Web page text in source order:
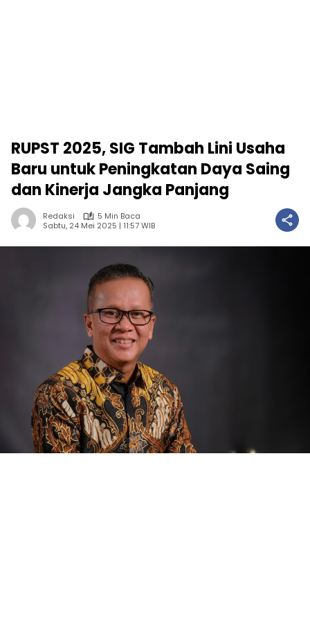
RUPST 2025, SIG Tambah Lini Usaha
Baru untuk Peningkatan Daya Saing
dan Kinerja Jangka Panjang
Redaksi
5 Min Baca
Sabtu, 24 Mei 2025 | 11:57 WIB